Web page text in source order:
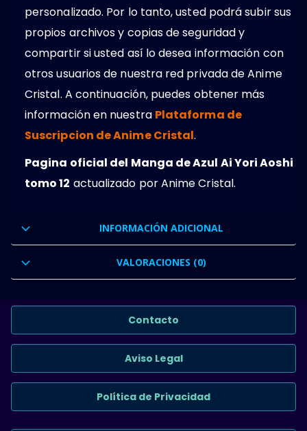
personalizado. Por lo tanto, usted podrá subir sus
propios archivos y copias de seguridad y
compartir si usted así lo desea información con
otros usuarios de nuestra red privada de Anime
Cristal. A continuación, puedes obtener más
información en nuestra Plataforma de
Suscripcion de Anime Cristal.
Pagina oficial del Manga de Azul Ai Yori Aoshi
tomo 12 actualizado por Anime Cristal.
INFORMACIÓN ADICIONAL
VALORACIONES (0)
Contacto
Aviso Legal
Política de Privacidad